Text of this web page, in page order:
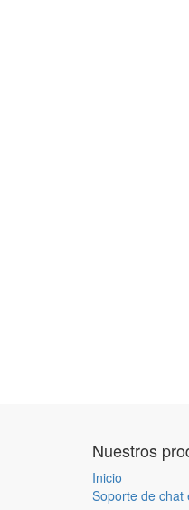
Nuestros
Inicio
Soporte de chat